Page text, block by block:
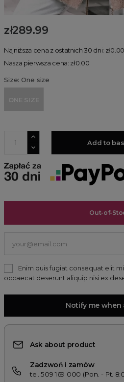
zł289.99
Najniższa cena z ostatnich 30 dni: zł0.00
Nasza pierwsza cena: zł0.00
Size: One size
ONE SIZE
Add to
Out-of-
Enim quis fugiat consequat elit
occaecat deserunt aliquip nisi ex
Notify me when
Ask about product
Zadzwoń i zamów
tel. 509 169 000 (Pon. - Pt.